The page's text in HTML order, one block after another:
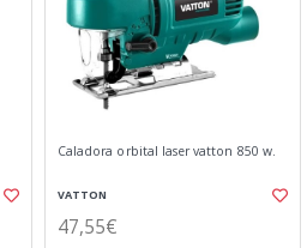
Caladora orbital laser vatton 850 w.
VATTON
47,55€